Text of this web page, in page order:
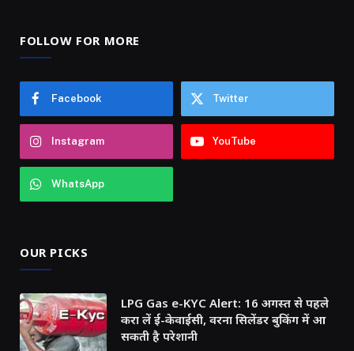
FOLLOW FOR MORE
Facebook Twitter
Instagram YouTube
WhatsApp
OUR PICKS
LPG Gas e-KYC Alert: 16 अगस्त से पहले
करा लें ई-केवाईसी, वरना सिलेंडर बुकिंग में आ
सकती है परेशानी